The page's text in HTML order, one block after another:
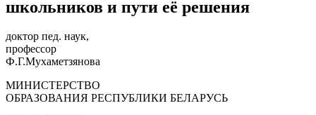
школьников и пути её решения
доктор пед. наук,
профессор
Ф.Г.Мухаметзянова
МИНИСТЕРСТВО
ОБРАЗОВАНИЯ РЕСПУБЛИКИ БЕЛАРУСЬ